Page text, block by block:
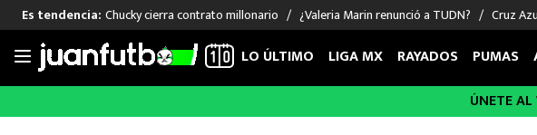
Saltar
Es tendencia: Chucky cierra contrato millonario ¿Valeria Marin renunció a TUDN? Cruz
LIGA MX
FUT INTERNACIONAL MEXICANOS EN EL
LO ÚLTIMO LIGA MX RAYADOS PUMAS
ÚNETE